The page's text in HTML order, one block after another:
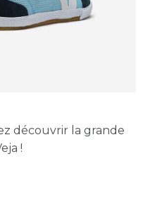
découvrir la grande
!